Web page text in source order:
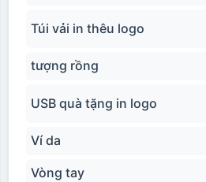
Hộp xi lót lụa
Túi vải in thêu logo
tượng rồng
USB quà tặng in logo
Ví da
Vòng tay